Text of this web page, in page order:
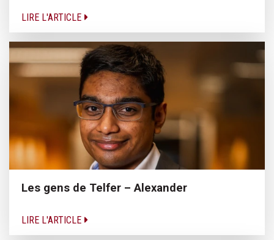
LIRE L'ARTICLE
Les gens de Telfer – Alexander
LIRE L'ARTICLE